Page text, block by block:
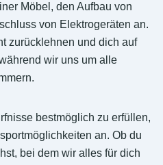
Möbel, den Aufbau von
von Elektrogeräten an.
zurücklehnen und dich auf
wir uns um alle
bestmöglich zu erfüllen,
an. Ob du
bei dem wir alles für dich